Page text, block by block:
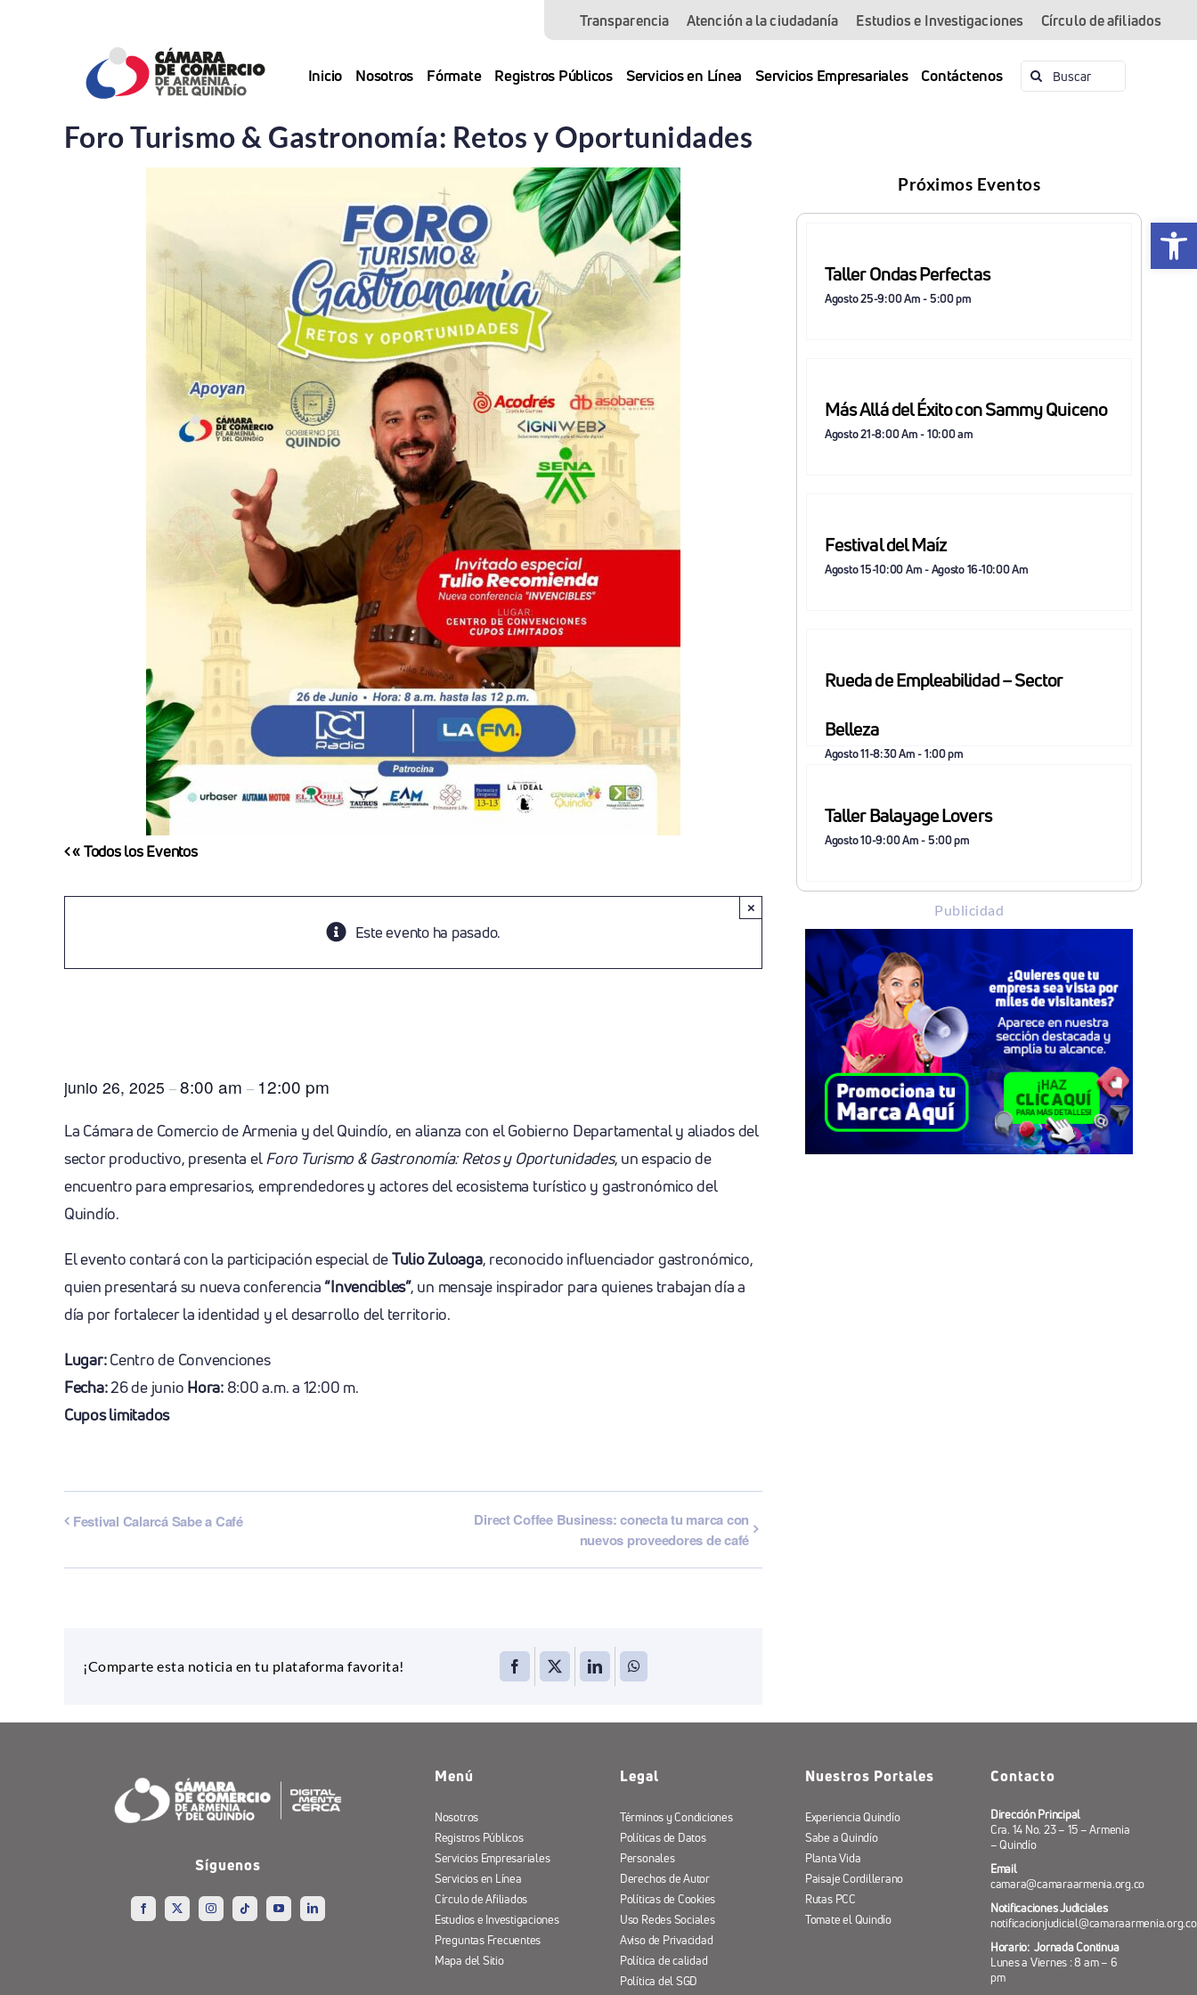
Abrir
Transparencia Atención a la ciudadanía Estudios e Investigaciones Círculo de afiliados
Inicio Nosotros Fórmate Registros Públicos Servicios en Línea Servicios Empresariales Contáctenos Buscar:
Foro Turismo & Gastronomía: Retos y Oportunidades
« Todos los Eventos
Este evento ha pasado.
×
junio 26, 2025 –8:00 am – 12:00 pm
La Cámara de Comercio de Armenia y del Quindío, en alianza con el Gobierno Departamental y aliados del
sector productivo, presenta elForo Turismo & Gastronomía: Retos y Oportunidades, un espacio de
encuentro para empresarios, emprendedores y actores del ecosistema turístico y gastronómico del
Quindío.
El evento contará con la participación especial deTulio Zuloaga, reconocido influenciador gastronómico,
quien presentará su nueva conferencia“Invencibles”, un mensaje inspirador para quienes trabajan día a
día por fortalecer la identidad y el desarrollo del territorio.
Lugar:Centro de Convenciones
Fecha:26 de junio Hora:8:00 a.m. a 12:00 m.
Cupos limitados
Festival Calarcá Sabe a Café
Direct Coffee Business: conecta tu marca con
nuevos proveedores de café
¡Comparte esta noticia en tu plataforma favorita!
Próximos Eventos
Taller Ondas Perfectas
Agosto 25-9:00 Am-5:00 pm
Más Allá del Éxito con Sammy Quiceno
Agosto 21-8:00 Am-10:00 am
Festival del Maíz
Agosto 15-10:00 Am-Agosto 16-10:00 Am
Rueda de Empleabilidad – Sector
Belleza
Agosto 11-8:30 Am-1:00 pm
Taller Balayage Lovers
Agosto 10-9:00 Am-5:00 pm
Publicidad
Síguenos
Menú
Nosotros
Registros Públicos
Servicios Empresariales
Servicios en Línea
Círculo de Afiliados
Estudios e Investigaciones
Preguntas Frecuentes
Mapa del Sitio
Legal
Términos y Condiciones
Políticas de Datos
Personales
Derechos de Autor
Políticas de Cookies
Uso Redes Sociales
Aviso de Privacidad
Política de calidad
Política del SGD
Nuestros Portales
Experiencia Quindío
Sabe a Quindío
Planta Vida
Paisaje Cordillerano
Rutas PCC
Tomate el Quindío
Contacto
Dirección Principal
Cra. 14 No. 23 – 15 – Armenia
– Quindío
Email
camara@camaraarmenia.org.co
Notificaciones Judiciales
notificacionjudicial@camaraarmenia.org.co
Horario: Jornada Continua
Lunes a Viernes : 8 am – 6
pm